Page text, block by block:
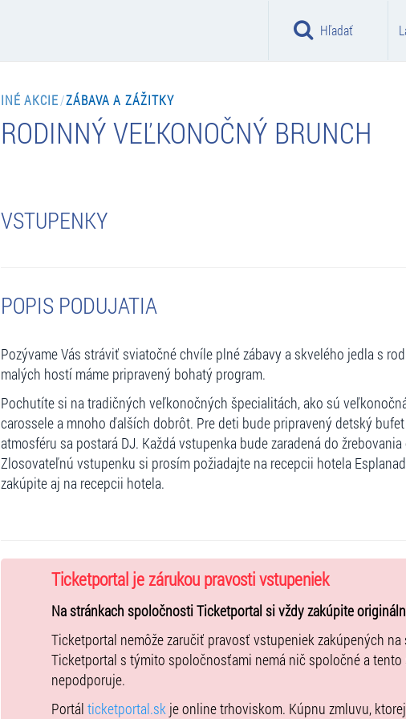
Hľadať
INÉ AKCIE/ZÁBAVA A ZÁŽITKY
RODINNÝ VEĽKONOČNÝ BRUNCH
VSTUPENKY
POPIS PODUJATIA
Pozývame Vás stráviť sviatočné chvíle plné zábavy a skvelého jedla s
malých hostí máme pripravený bohatý program.
Pochutíte si na tradičných veľkonočných špecialitách, ako sú
carossele a mnoho ďalších dobrôt. Pre deti bude pripravený detský
atmosféru sa postará DJ. Každá vstupenka bude zaradená do
Zlosovateľnú vstupenku si prosím požiadajte na recepcii hotela
zakúpite aj na recepcii hotela.
Ticketportal je zárukou pravosti vstupeniek
Na stránkach spoločnosti Ticketportal si vždy zakúpite
Ticketportal nemôže zaručiť pravosť vstupeniek zakúpených
Ticketportal s týmito spoločnosťami nemá nič spoločné a
nepodporuje.
Portál ticketportal.skje online trhoviskom. Kúpnu zmluvu,